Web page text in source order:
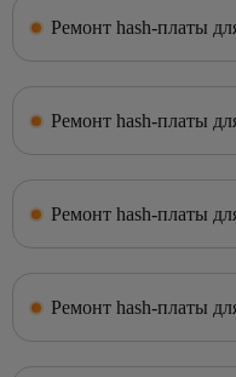
Ремонт hash-платы
Ремонт hash-платы
Ремонт hash-платы
Ремонт hash-платы